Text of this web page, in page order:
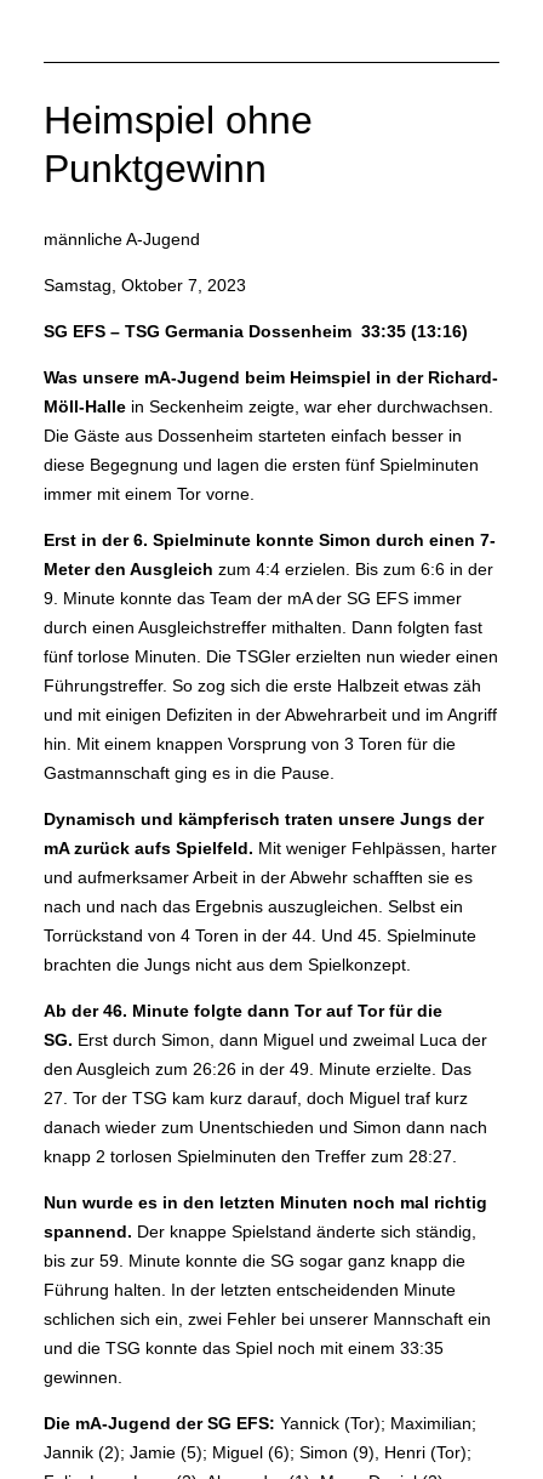
Heimspiel ohne
Punktgewinn
männliche A-Jugend
Samstag, Oktober 7, 2023
SG EFS – TSG Germania Dossenheim 33:35 (13:16)
Was unsere mA-Jugend beim Heimspiel in der Richard-
Möll-Halle in Seckenheim zeigte, war eher durchwachsen.
Die Gäste aus Dossenheim starteten einfach besser in
diese Begegnung und lagen die ersten fünf Spielminuten
immer mit einem Tor vorne.
Erst in der 6. Spielminute konnte Simon durch einen 7-
Meter den Ausgleich zum 4:4 erzielen. Bis zum 6:6 in der
9. Minute konnte das Team der mA der SG EFS immer
durch einen Ausgleichstreffer mithalten. Dann folgten fast
fünf torlose Minuten. Die TSGler erzielten nun wieder einen
Führungstreffer. So zog sich die erste Halbzeit etwas zäh
und mit einigen Defiziten in der Abwehrarbeit und im Angriff
hin. Mit einem knappen Vorsprung von 3 Toren für die
Gastmannschaft ging es in die Pause.
Dynamisch und kämpferisch traten unsere Jungs der
mA zurück aufs Spielfeld. Mit weniger Fehlpässen, harter
und aufmerksamer Arbeit in der Abwehr schafften sie es
nach und nach das Ergebnis auszugleichen. Selbst ein
Torrückstand von 4 Toren in der 44. Und 45. Spielminute
brachten die Jungs nicht aus dem Spielkonzept.
Ab der 46. Minute folgte dann Tor auf Tor für die
SG. Erst durch Simon, dann Miguel und zweimal Luca der
den Ausgleich zum 26:26 in der 49. Minute erzielte. Das
27. Tor der TSG kam kurz darauf, doch Miguel traf kurz
danach wieder zum Unentschieden und Simon dann nach
knapp 2 torlosen Spielminuten den Treffer zum 28:27.
Nun wurde es in den letzten Minuten noch mal richtig
spannend. Der knappe Spielstand änderte sich ständig,
bis zur 59. Minute konnte die SG sogar ganz knapp die
Führung halten. In der letzten entscheidenden Minute
schlichen sich ein, zwei Fehler bei unserer Mannschaft ein
und die TSG konnte das Spiel noch mit einem 33:35
gewinnen.
Die mA-Jugend der SG EFS: Yannick (Tor); Maximilian;
Jannik (2); Jamie (5); Miguel (6); Simon (9), Henri (Tor);